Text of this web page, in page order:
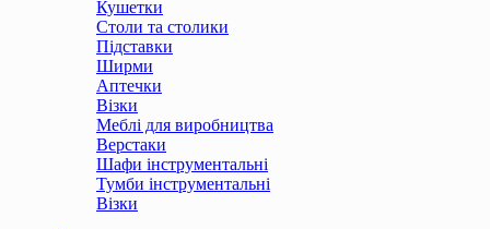
Кушетки
Столи та столики
Підставки
Ширми
Аптечки
Візки
Меблі для виробництва
Верстаки
Шафи інструментальні
Тумби інструментальні
Візки